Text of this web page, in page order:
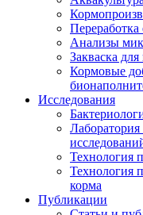
Переработка
Анализы
Закваска
Кормовые
Исследования
Лаборатория
Технология
Технология
корма
Публикации